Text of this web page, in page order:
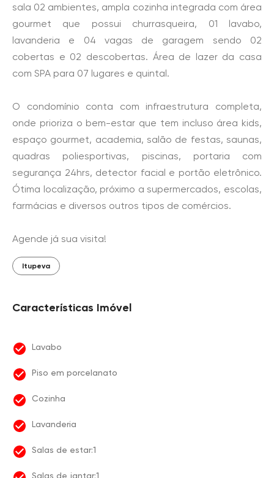
sala 02 ambientes, ampla cozinha integrada com área
gourmet que possui churrasqueira, 01 lavabo,
lavanderia e 04 vagas de garagem sendo 02
cobertas e 02 descobertas. Área de lazer da casa
com SPA para 07 lugares e quintal.
O condomínio conta com infraestrutura completa,
onde prioriza o bem-estar que tem incluso área kids,
espaço gourmet, academia, salão de festas, saunas,
quadras poliesportivas, piscinas, portaria com
segurança 24hrs, detector facial e portão eletrônico.
Ótima localização, próximo a supermercados, escolas,
farmácias e diversos outros tipos de comércios.
Agende já sua visita!
Itupeva
Características Imóvel
Lavabo
Piso em porcelanato
Cozinha
Lavanderia
Salas de estar:1
Salas de jantar:1